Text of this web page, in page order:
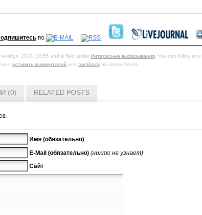
по
2010, 16:55 and is filed under Интересные высказывания. You can follow
оставить комментарий или trackback на своем блоге.
(0) RELATED POSTS
Имя (обязательно)
E-Mail (обязательно) (никто не узнает)
Сайт